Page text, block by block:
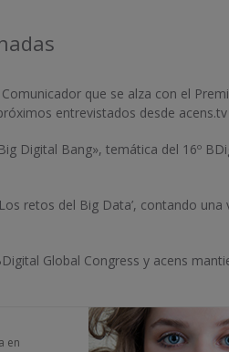
que se alza con el
entrevistados desde acens.tv
Digital Bang», temática del 16º
retos del Big Data’, contando una
Global Congress y acens
en